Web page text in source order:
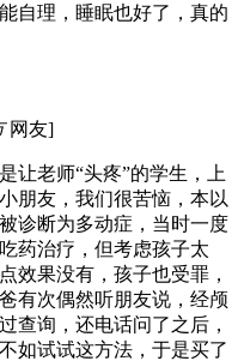
自理，睡眠也好了，真的
网友]
让老师“头疼”的学生，上
朋友，我们很苦恼，本以
诊断为多动症，当时一度
药治疗，但考虑孩子太
效果没有，孩子也受罪，
有次偶然听朋友说，经颅
查询，还电话问了之后，
如试试这方法，于是买了